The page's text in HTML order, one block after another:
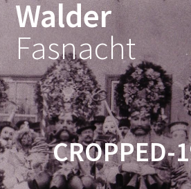
Walder
Fasnacht
CROPPED-